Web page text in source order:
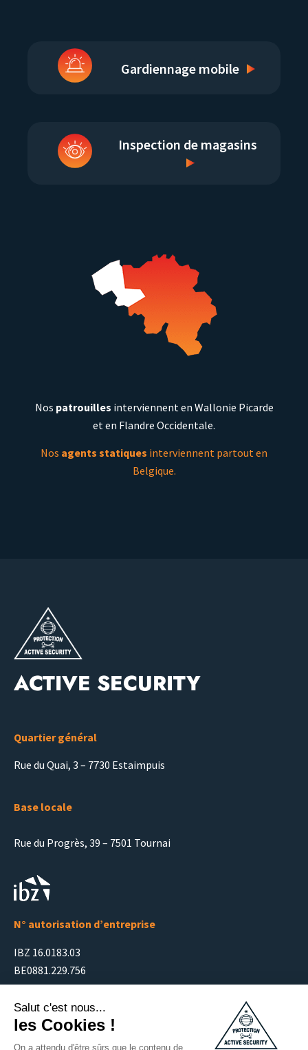
Gardiennage mobile
Inspection de magasins
Nos patrouilles interviennent en Wallonie Picarde
et en Flandre Occidentale.
Nos agents statiques interviennent partout en
Belgique.
ACTIVE SECURITY
Quartier général
Rue du Quai, 3 – 7730 Estaimpuis
Base locale
Rue du Progrès, 39 – 7501 Tournai
N° autorisation d’entreprise
IBZ 16.0183.03
BE0881.229.756
TVA BE0881.229.756 – AG INSURANCES, police
n°03/97.216.667/000